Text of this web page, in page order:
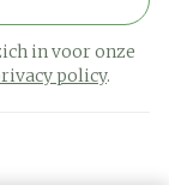
in voor onze
policy.